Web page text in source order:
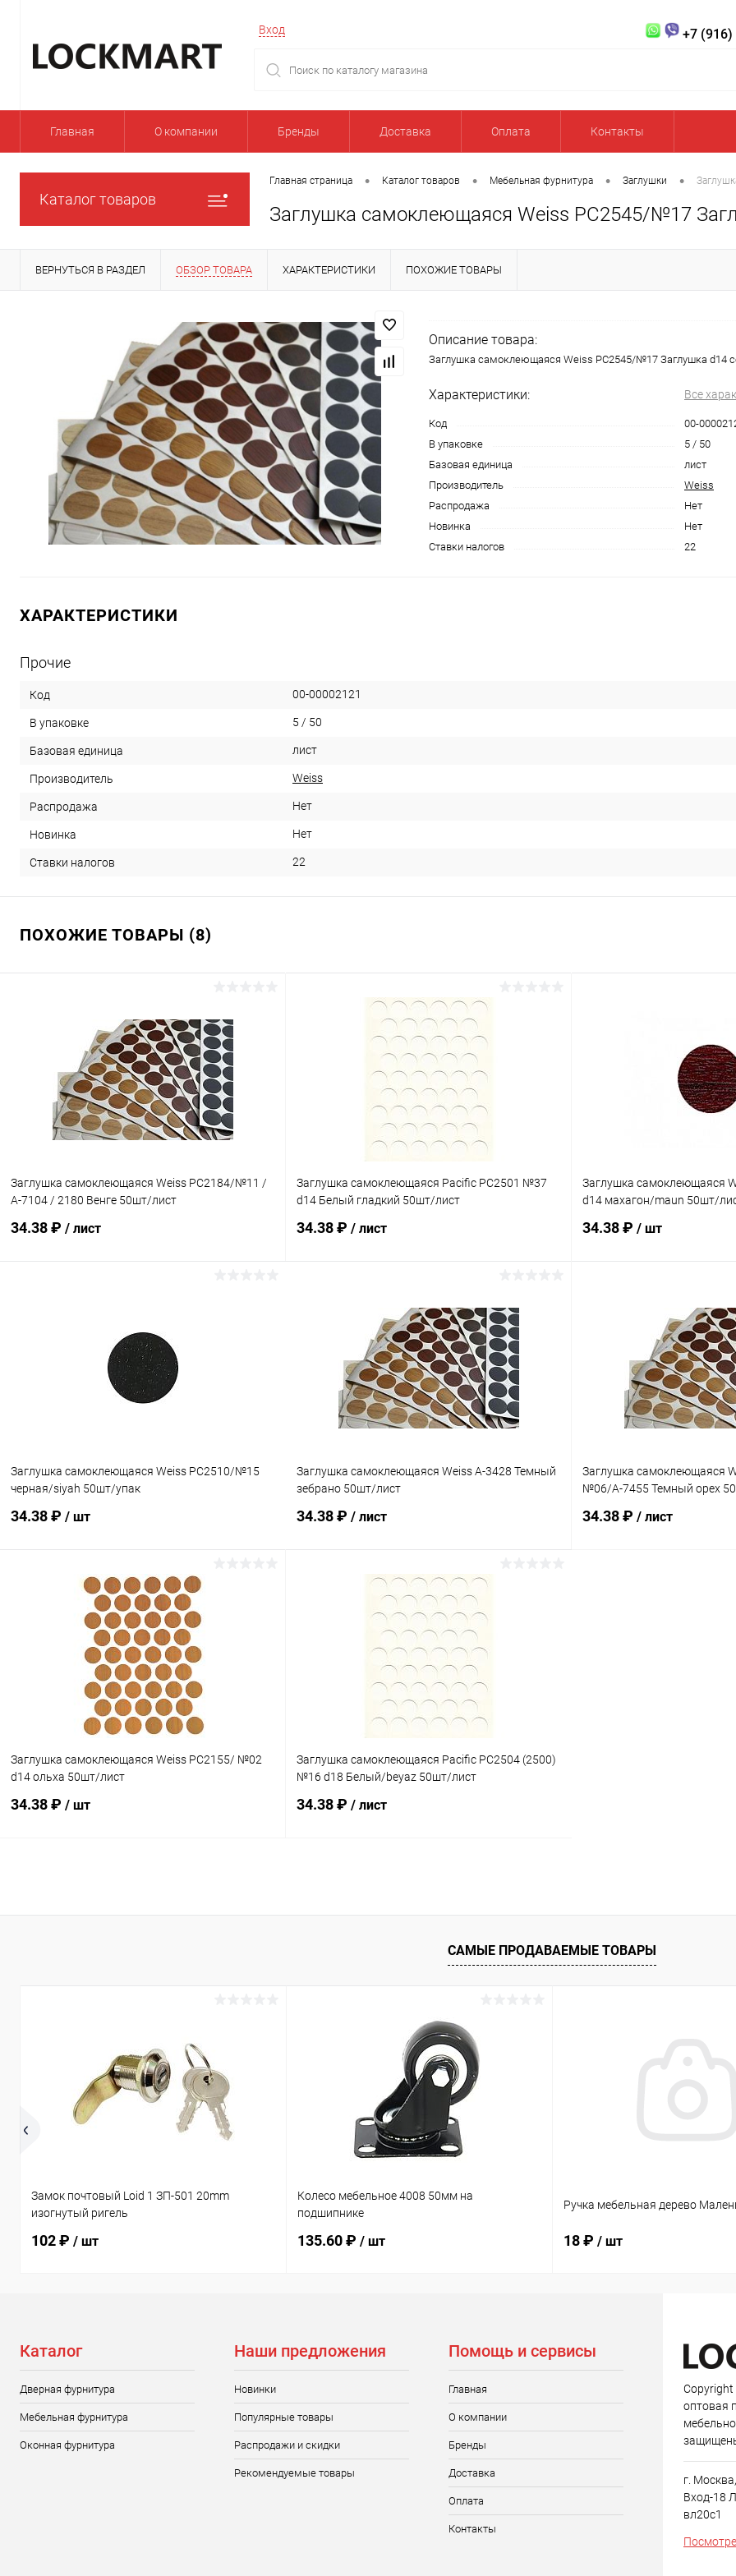
Вход +7 (916)
Главная О компании Бренды Доставка Оплата Контакты
Каталог товаров
Главная страница • Каталог товаров • Мебельная фурнитура • Заглушки •
Заглушка самоклеющаяся Weiss PC2545/№17
ВЕРНУТЬСЯ В РАЗДЕЛ ОБЗОР ТОВАРА ХАРАКТЕРИСТИКИ ПОХОЖИЕ ТОВАРЫ
Описание товара:
Заглушка самоклеющаяся Weiss PC2545/№17 Заглушка d14
Характеристики: Все
Код
00-
В упаковке
5 / 50
Базовая единица
лист
Производитель
Weiss
Распродажа
Нет
Новинка
Нет
Ставки налогов
22
ХАРАКТЕРИСТИКИ
Прочие
Код 00-00002121
В упаковке 5 / 50
Базовая единица лист
Производитель Weiss
Распродажа Нет
Новинка Нет
Ставки налогов 22
ПОХОЖИЕ ТОВАРЫ (8)
Заглушка самоклеющаяся Weiss PC2184/№11 /
A-7104 / 2180 Венге 50шт/лист
34.38 ₽ / лист
В наличии
Заглушка самоклеющаяся Pacific PC2501 №37
d14 Белый гладкий 50шт/лист
34.38 ₽ / лист
Купить в 1 клик Сравнение
В избранное В наличии
Заглушка самоклеющаяся
d14 махагон/maun 50шт/
34.38 ₽ / шт
Купить в 1 клик
В избранное
Заглушка самоклеющаяся Weiss PC2510/№15
черная/siyah 50шт/упак
34.38 ₽ / шт
В корзину
Купить в 1 клик Сравнение
В избранное В наличии
Заглушка самоклеющаяся Weiss A-3428 Темный
зебрано 50шт/лист
34.38 ₽ / лист
В корзину
Купить в 1 клик Сравнение
В избранное В наличии
Заглушка самоклеющаяся
№06/A-7455 Темный орех
34.38 ₽ / лист
Заглушка самоклеющаяся Weiss PC2155/ №02
d14 ольха 50шт/лист
34.38 ₽ / шт
Купить в 1 клик Сравнение
Заглушка самоклеющаяся Pacific PC2504 (2500)
№16 d18 Белый/beyaz 50шт/лист
34.38 ₽ / лист
Купить в 1 клик К сравнению
В наличии
САМЫЕ ПРОДАВАЕМЫЕ ТОВАРЫ
Замок почтовый Loid 1 ЗП-501 20mm
изогнутый ригель
102 ₽ / шт
Колесо мебельное 4008 50мм на
подшипнике
135.60 ₽ / шт
Ручка мебельная дерево
18 ₽ / шт
Каталог
Дверная фурнитура
Мебельная фурнитура
Оконная фурнитура
Наши предложения
Новинки
Популярные товары
Распродажи и скидки
Рекомендуемые товары
Помощь и сервисы
Главная
О компании
Бренды
Доставка
Оплата
Контакты
Copyright
оптовая
г.
Вход-18
вл20с1